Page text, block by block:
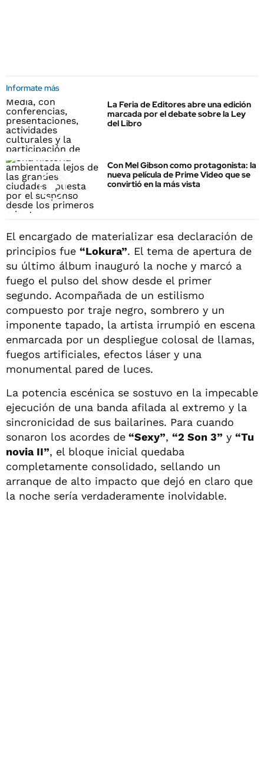
Informate más
La Feria de Editores abre una edición
marcada por el debate sobre la Ley
del Libro
Con Mel Gibson como protagonista: la
nueva película de Prime Video que se
convirtió en la más vista
El encargado de materializar esa declaración de
principios fue “Lokura”. El tema de apertura de
su último álbum inauguró la noche y marcó a
fuego el pulso del show desde el primer
segundo. Acompañada de un estilismo
compuesto por traje negro, sombrero y un
imponente tapado, la artista irrumpió en escena
enmarcada por un despliegue colosal de llamas,
fuegos artificiales, efectos láser y una
monumental pared de luces.
La potencia escénica se sostuvo en la impecable
ejecución de una banda afilada al extremo y la
sincronicidad de sus bailarines. Para cuando
sonaron los acordes de “Sexy”, “2 Son 3” y “Tu
novia II”, el bloque inicial quedaba
completamente consolidado, sellando un
arranque de alto impacto que dejó en claro que
la noche sería verdaderamente inolvidable.